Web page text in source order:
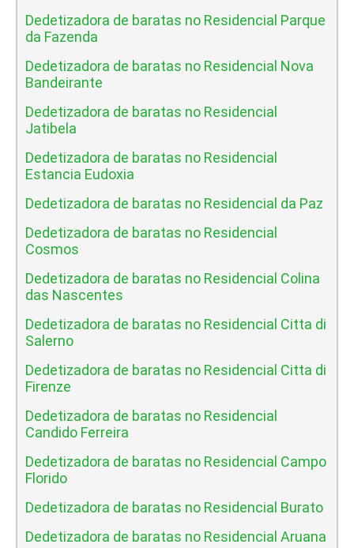
Dedetizadora de baratas no Residencial Parque
da Fazenda
Dedetizadora de baratas no Residencial Nova
Bandeirante
Dedetizadora de baratas no Residencial
Jatibela
Dedetizadora de baratas no Residencial
Estancia Eudoxia
Dedetizadora de baratas no Residencial da Paz
Dedetizadora de baratas no Residencial
Cosmos
Dedetizadora de baratas no Residencial Colina
das Nascentes
Dedetizadora de baratas no Residencial Citta di
Salerno
Dedetizadora de baratas no Residencial Citta di
Firenze
Dedetizadora de baratas no Residencial
Candido Ferreira
Dedetizadora de baratas no Residencial Campo
Florido
Dedetizadora de baratas no Residencial Burato
Dedetizadora de baratas no Residencial Aruana